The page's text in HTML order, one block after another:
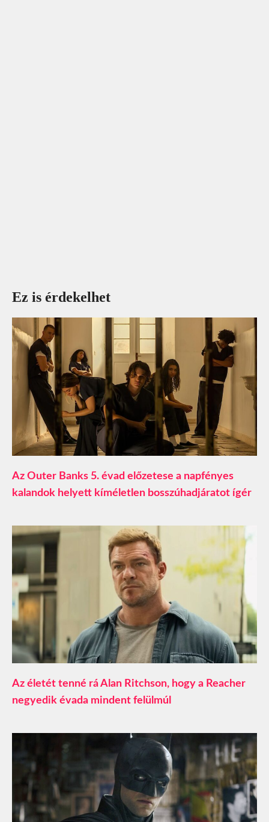
Ez is érdekelhet
Az Outer Banks 5. évad előzetese a napfényes
kalandok helyett kíméletlen bosszúhadjáratot ígér
Az életét tenné rá Alan Ritchson, hogy a Reacher
negyedik évada mindent felülmúl